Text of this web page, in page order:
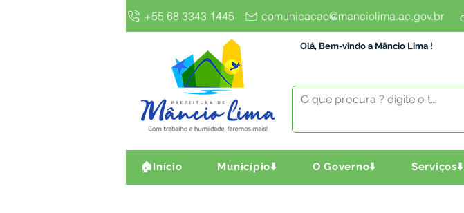
+55 68 3343 1445 comunicacao@manciolima.ac.gov.br
Olá, Bem-vindo a Mâncio Lima !
🏠Início Município⬇️ O Governo⬇️ Serviços⬇️